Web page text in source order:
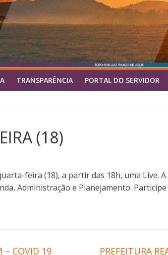
TRANSPARÊNCIA PORTAL DO SERVIDOR
(18)
feira (18), a partir das 18h, uma Live.
Administração e Planejamento. Participe
– COVID 19 PREFEITURA